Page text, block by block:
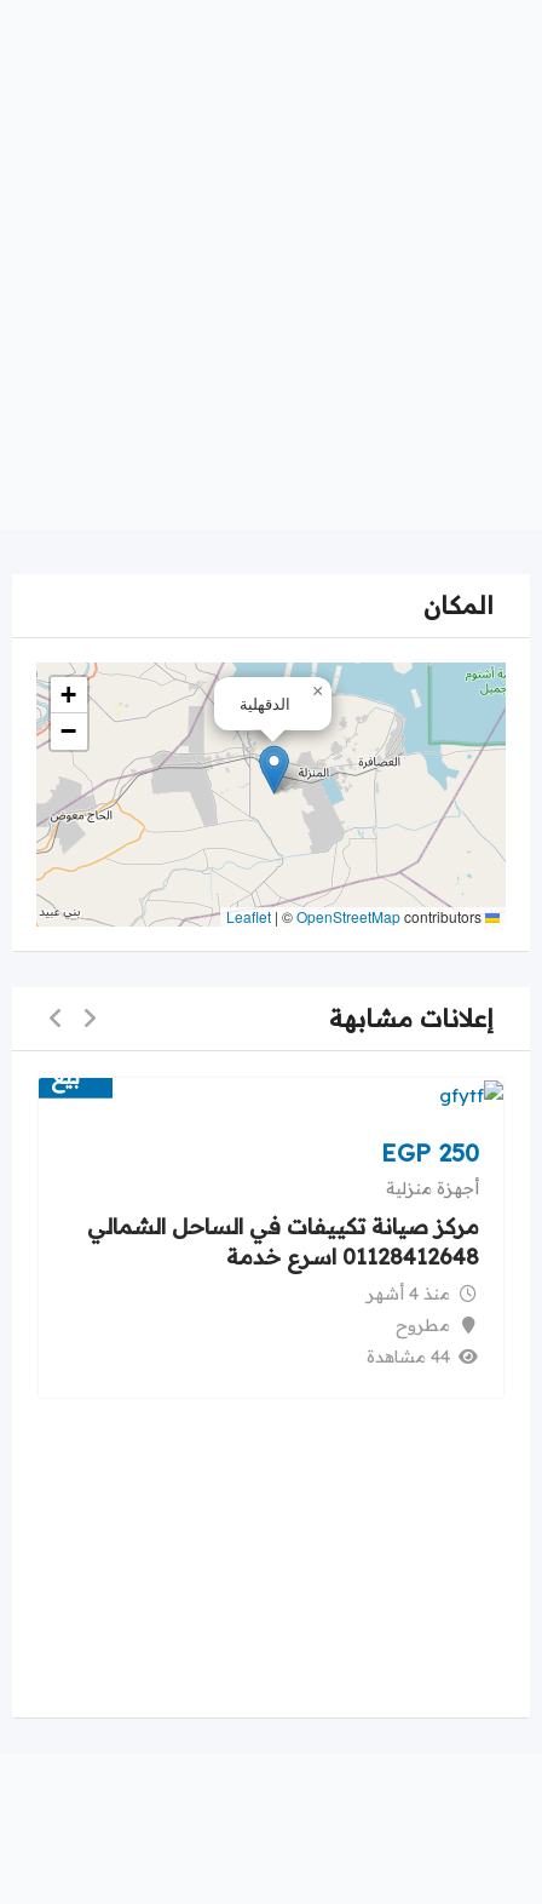
المكان
الدقهلية
×
+
−
| ©OpenStreetMapcontributors
إعلانات مشابهة
بيع
EGP 250
أجهزة منزلية
مركز صيانة تكييفات في الساحل الشمالي
01128412648 اسرع خدمة
منذ 4 أشهر
مطروح
44 مشاهدة